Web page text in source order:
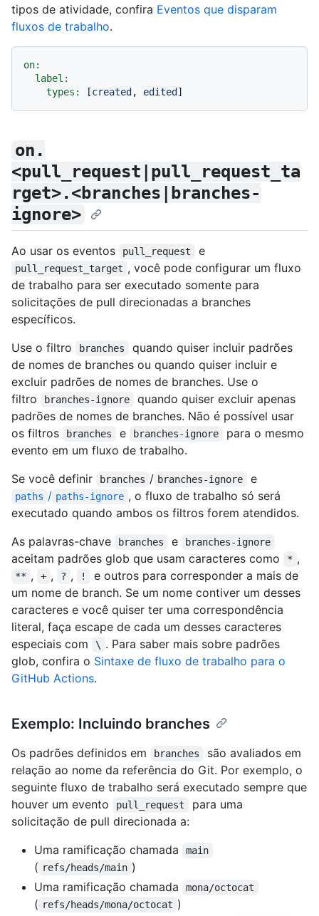
tipos de atividade, confira Eventos que disparam
fluxos de trabalho.
on:
label:
types:
[created , edited
on.
<pull_request|pull_request_ta
rget>.<branches|branches-
ignore>
Ao usar os eventos pull_request e
pull_request_target , você pode configurar um fluxo
de trabalho para ser executado somente para
solicitações de pull direcionadas a branches
específicos.
Use o filtro
branches
quando quiser incluir padrões
de nomes de branches ou quando quiser incluir e
excluir padrões de nomes de branches. Use o
filtro
branches-ignore
quando quiser excluir apenas
padrões de nomes de branches. Não é possível usar
os filtros
branches e branches-ignore
para o mesmo
evento em um fluxo de trabalho.
Se você definir
branches / branches-ignore e
paths / paths-ignore , o fluxo de trabalho só será
executado quando ambos os filtros forem atendidos.
As palavras-chave
branches e branches-ignore
aceitam padrões glob que usam caracteres como * ,
** , + , ? , !
e outros para corresponder a mais de
um nome de branch. Se um nome contiver um desses
caracteres e você quiser ter uma correspondência
literal, faça escape de cada um desses caracteres
especiais com
\ . Para saber mais sobre padrões
glob, confira o Sintaxe de fluxo de trabalho para o
GitHub Actions.
Exemplo: Incluindo branches
Os padrões definidos em branches
são avaliados em
relação ao nome da referência do Git. Por exemplo, o
seguinte fluxo de trabalho será executado sempre que
houver um evento
pull_request
para uma
solicitação de pull direcionada a:
Uma ramificação chamada
main
( refs/heads/main )
Uma ramificação chamada
mona/octocat
( refs/heads/mona/octocat )